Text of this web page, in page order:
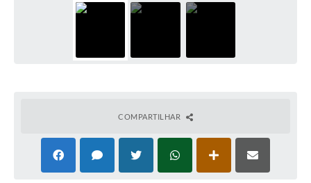
COMPARTILHAR